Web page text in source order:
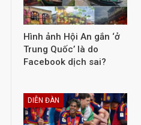
Hình ảnh Hội An gắn ‘ở
Trung Quốc’ là do
Facebook dịch sai?
DIỄN ĐÀN